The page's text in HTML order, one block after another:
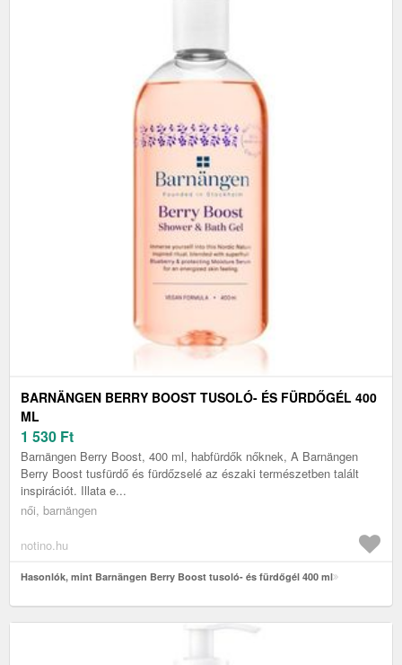
BARNÄNGEN BERRY BOOST TUSOLÓ- ÉS FÜRDŐGÉL 400
ML
1 530 Ft
Barnängen Berry Boost, 400 ml, habfürdők nőknek, A Barnängen
Berry Boost tusfürdő és fürdőzselé az északi természetben talált
inspirációt. Illata e...
női, barnängen
notino.hu
Hasonlók, mint Barnängen Berry Boost tusoló- és fürdőgél 400 ml